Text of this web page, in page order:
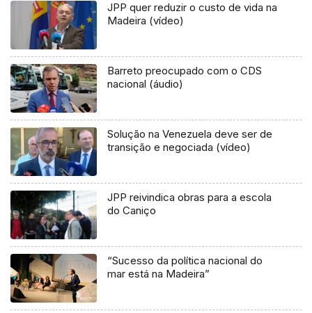
JPP quer reduzir o custo de vida na
Madeira (vídeo)
Barreto preocupado com o CDS
nacional (áudio)
Solução na Venezuela deve ser de
transição e negociada (vídeo)
JPP reivindica obras para a escola
do Caniço
“Sucesso da política nacional do
mar está na Madeira”